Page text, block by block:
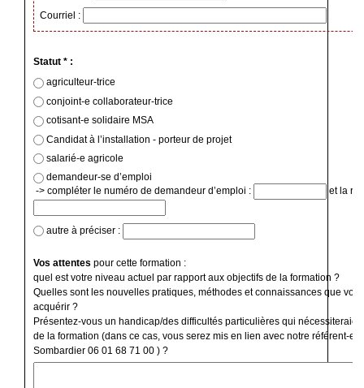
Courriel :
Statut * :
agriculteur-trice
conjoint-e collaborateur-trice
cotisant-e solidaire MSA
Candidat à l’installation - porteur de projet
salarié-e agricole
demandeur-se d’emploi
-> compléter le numéro de demandeur d’emploi :
et la
autre à préciser :
Vos attentes pour cette formation :
quel est votre niveau actuel par rapport aux objectifs de la formation ?
Quelles sont les nouvelles pratiques, méthodes et connaissances que
acquérir ?
Présentez-vous un handicap/des difficultés particulières qui
de la formation (dans ce cas, vous serez mis en lien avec notre référent-e
Sombardier 06 01 68 71 00 ) ?